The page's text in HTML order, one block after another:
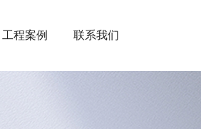
工程案例 联系我们